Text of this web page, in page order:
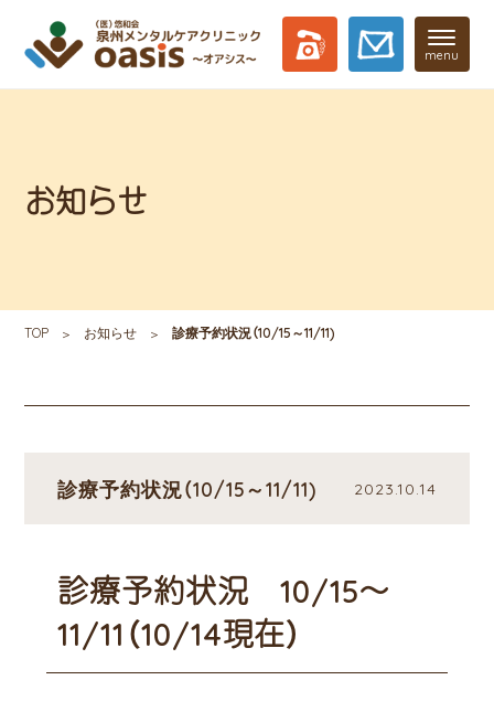
menu
お知らせ
TOP お知らせ 診療予約状況（10/15～11/11)
診療予約状況（10/15～11/11) 2023.10.14
診療予約状況 10/15～
11/11（10/14現在）